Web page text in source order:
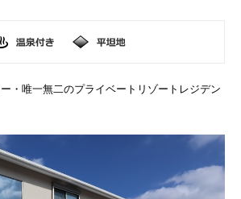
・唯一無二のプライベートリゾートレジデン